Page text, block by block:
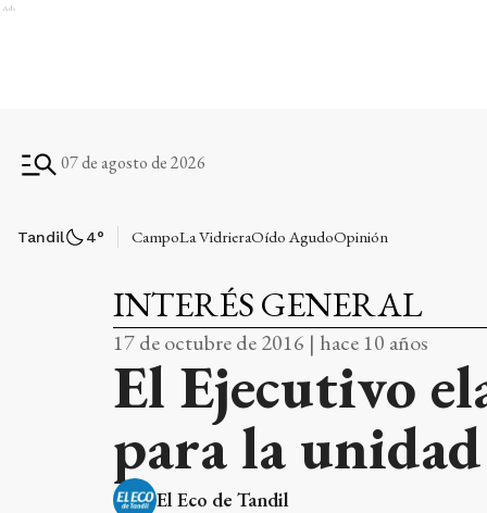
Ads
07 de agosto de 2026
Tandil 4° CampoLa VidrieraOído AgudoOpinión
INTERÉS GENERAL
17 de octubre de 2016 | hace 10 años
El Ejecutivo
para la
El Eco de Tandil